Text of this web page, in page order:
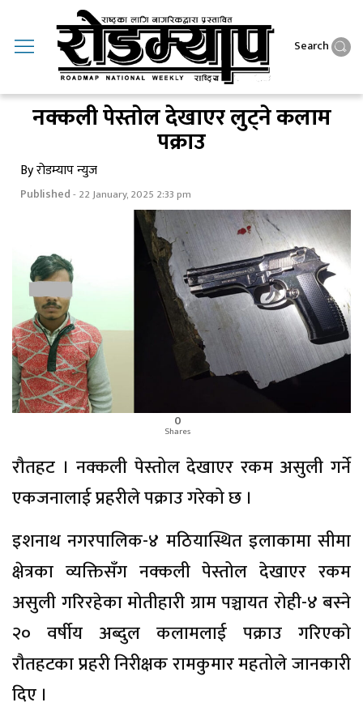
Search
नक्कली पेस्ताेल देखाएर लुट्ने कलाम
पक्राउ
By रोडम्याप न्युज
Published- 22 January, 2025 2:33 pm
0
Shares
रौतहट । नक्कली पेस्तोल देखाएर रकम असुली गर्ने
एकजनालाई प्रहरीले पक्राउ गरेको छ ।
इशनाथ नगरपालिक-४ मठियास्थित इलाकामा सीमा
क्षेत्रका व्यक्तिसँग नक्कली पेस्तोल देखाएर रकम
असुली गरिरहेका मोतीहारी ग्राम पञ्चायत रोही-४ बस्ने
२० वर्षीय अब्दुल कलामलाई पक्राउ गरिएकाे
रौतहटका प्रहरी निरीक्षक रामकुमार महतोले जानकारी
दिए ।